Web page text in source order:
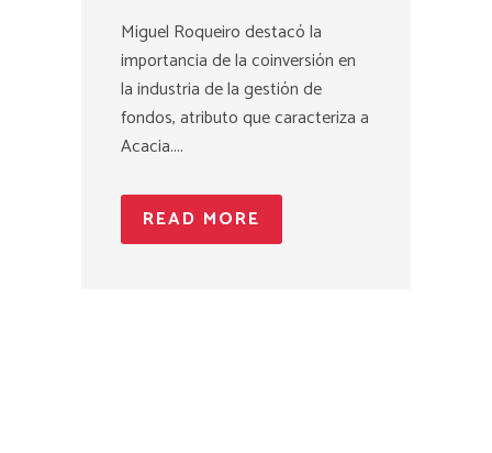
Miguel Roqueiro destacó la
importancia de la coinversión en
la industria de la gestión de
fondos, atributo que caracteriza a
Acacia....
READ MORE